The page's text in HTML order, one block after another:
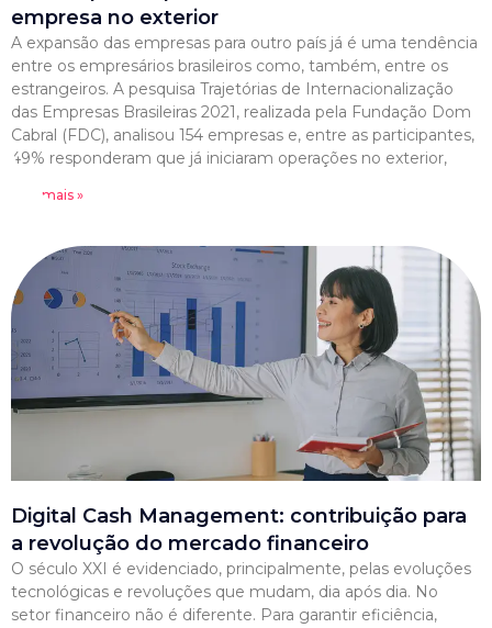
empresa no exterior
A expansão das empresas para outro país já é uma tendência
entre os empresários brasileiros como, também, entre os
estrangeiros. A pesquisa Trajetórias de Internacionalização
das Empresas Brasileiras 2021, realizada pela Fundação Dom
Cabral (FDC), analisou 154 empresas e, entre as participantes,
49% responderam que já iniciaram operações no exterior,
Leia mais »
Digital Cash Management: contribuição para
a revolução do mercado financeiro
O século XXI é evidenciado, principalmente, pelas evoluções
tecnológicas e revoluções que mudam, dia após dia. No
setor financeiro não é diferente. Para garantir eficiência,